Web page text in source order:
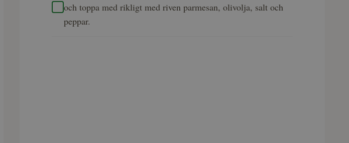
och toppa med rikligt med riven parmesan, olivolja, salt och
peppar.